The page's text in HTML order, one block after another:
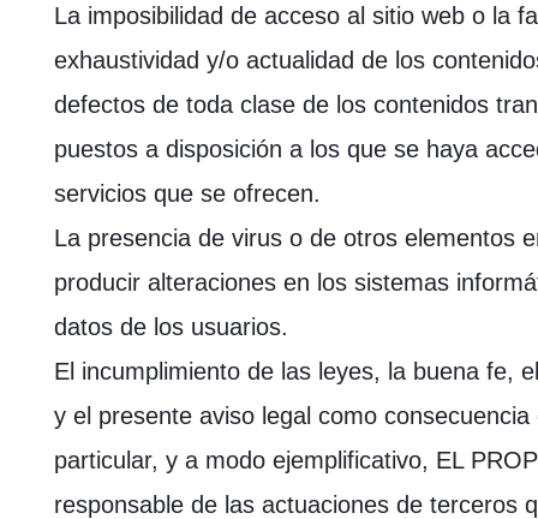
La imposibilidad de acceso al sitio web o la
exhaustividad y/o actualidad de los
defectos de toda clase de los contenidos
puestos a disposición a los que se haya
servicios que se ofrecen.
La presencia de virus o de otros elementos
producir alteraciones en los sistemas
datos de los usuarios.
El incumplimiento de las leyes, la buena fe,
y el presente aviso legal como
particular, y a modo ejemplificativo, EL
responsable de las actuaciones de terceros